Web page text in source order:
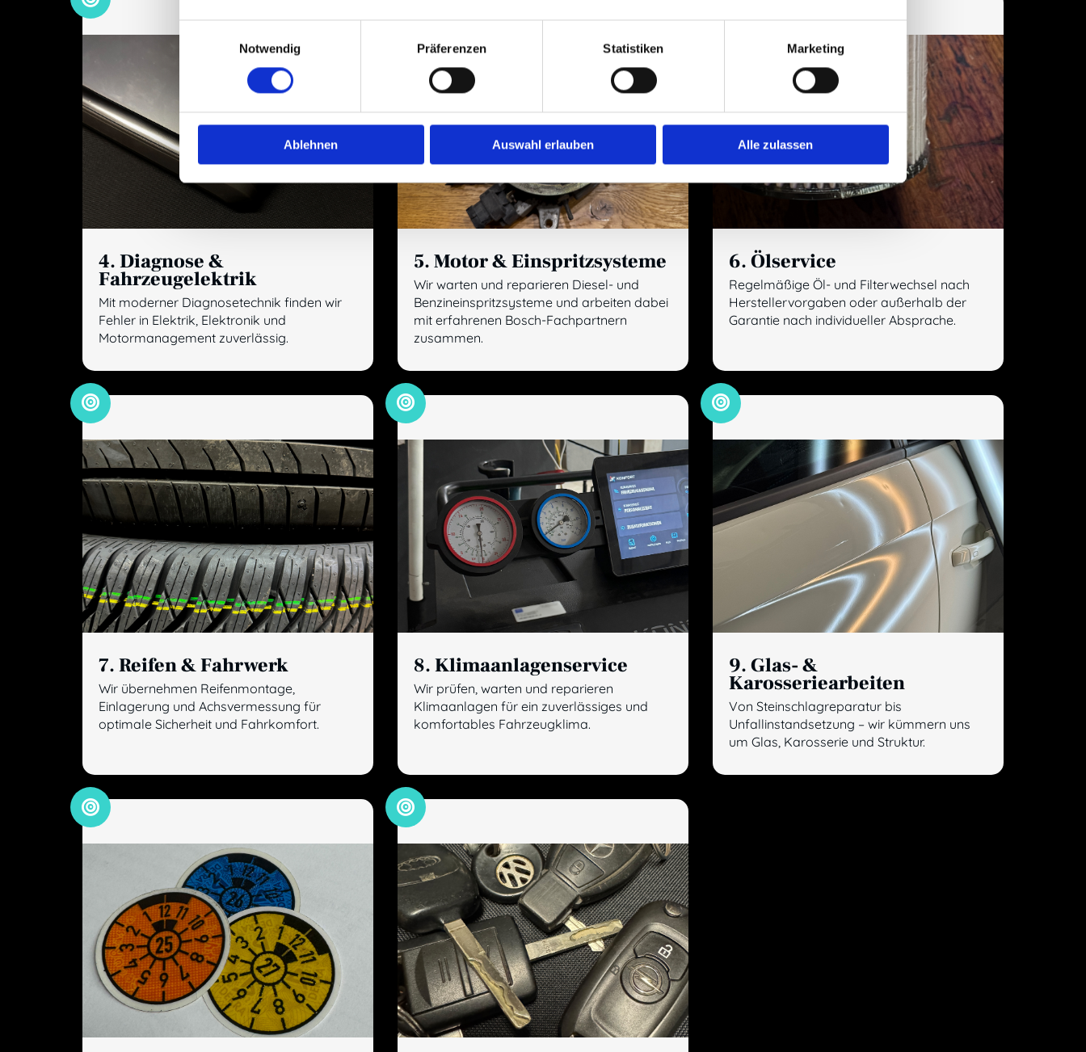
Notwendig
Präferenzen Statistiken Marketing
Ablehnen Auswahl erlauben Alle zulassen
4. Diagnose &
Fahrzeugelektrik
Mit moderner Diagnosetechnik finden wir
Fehler in Elektrik, Elektronik und
Motormanagement zuverlässig.
5. Motor & Einspritzsysteme
Wir warten und reparieren Diesel- und
Benzineinspritzsysteme und arbeiten dabei
mit erfahrenen Bosch-Fachpartnern
zusammen.
6. Ölservice
Regelmäßige Öl- und Filterwechsel nach
Herstellervorgaben oder außerhalb der
Garantie nach individueller Absprache.
7. Reifen & Fahrwerk
Wir übernehmen Reifenmontage,
Einlagerung und Achsvermessung für
optimale Sicherheit und Fahrkomfort.
8. Klimaanlagenservice
Wir prüfen, warten und reparieren
Klimaanlagen für ein zuverlässiges und
komfortables Fahrzeugklima.
9. Glas- &
Karosseriearbeiten
Von Steinschlagreparatur bis
Unfallinstandsetzung – wir kümmern uns
um Glas, Karosserie und Struktur.